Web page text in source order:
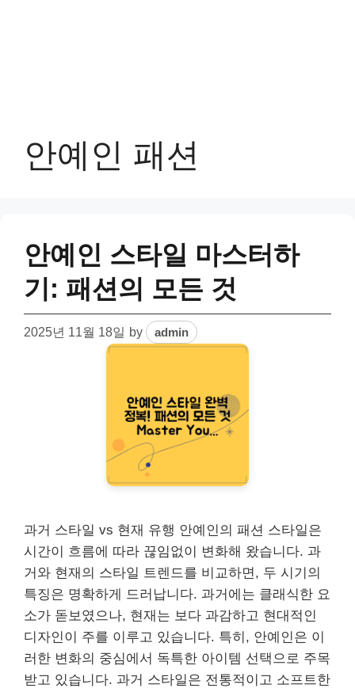
안예인 패션
안예인 스타일 마스터하
기: 패션의 모든 것
2025년 11월 18일 by admin
과거 스타일 vs 현재 유행 안예인의 패션 스타일은
시간이 흐름에 따라 끊임없이 변화해 왔습니다. 과
거와 현재의 스타일 트렌드를 비교하면, 두 시기의
특징은 명확하게 드러납니다. 과거에는 클래식한 요
소가 돋보였으나, 현재는 보다 과감하고 현대적인
디자인이 주를 이루고 있습니다. 특히, 안예인은 이
러한 변화의 중심에서 독특한 아이템 선택으로 주목
받고 있습니다. 과거 스타일은 전통적이고 소프트한